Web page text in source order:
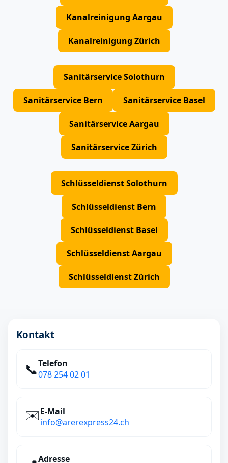
Kanalreinigung Aargau
Kanalreinigung Zürich
Sanitärservice Solothurn
Sanitärservice Bern Sanitärservice Basel
Sanitärservice Aargau
Sanitärservice Zürich
Schlüsseldienst Solothurn
Schlüsseldienst Bern
Schlüsseldienst Basel
Schlüsseldienst Aargau
Schlüsseldienst Zürich
Kontakt
📞Telefon
078 254 02 01
✉️E‑Mail
info@arerexpress24.ch
Adresse